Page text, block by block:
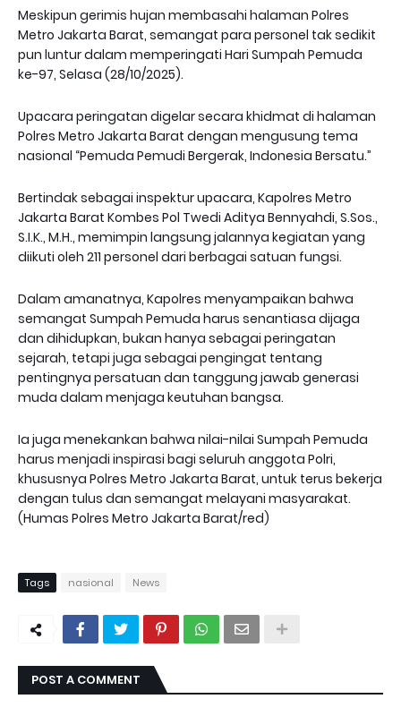
Meskipun gerimis hujan membasahi halaman Polres
Metro Jakarta Barat, semangat para personel tak sedikit
pun luntur dalam memperingati Hari Sumpah Pemuda
ke-97, Selasa (28/10/2025).
Upacara peringatan digelar secara khidmat di halaman
Polres Metro Jakarta Barat dengan mengusung tema
nasional “Pemuda Pemudi Bergerak, Indonesia Bersatu.”
Bertindak sebagai inspektur upacara, Kapolres Metro
Jakarta Barat Kombes Pol Twedi Aditya Bennyahdi, S.Sos.,
S.I.K., M.H., memimpin langsung jalannya kegiatan yang
diikuti oleh 211 personel dari berbagai satuan fungsi.
Dalam amanatnya, Kapolres menyampaikan bahwa
semangat Sumpah Pemuda harus senantiasa dijaga
dan dihidupkan, bukan hanya sebagai peringatan
sejarah, tetapi juga sebagai pengingat tentang
pentingnya persatuan dan tanggung jawab generasi
muda dalam menjaga keutuhan bangsa.
Ia juga menekankan bahwa nilai-nilai Sumpah Pemuda
harus menjadi inspirasi bagi seluruh anggota Polri,
khususnya Polres Metro Jakarta Barat, untuk terus bekerja
dengan tulus dan semangat melayani masyarakat.
(Humas Polres Metro Jakarta Barat/red)
Tags nasional News
POST A COMMENT